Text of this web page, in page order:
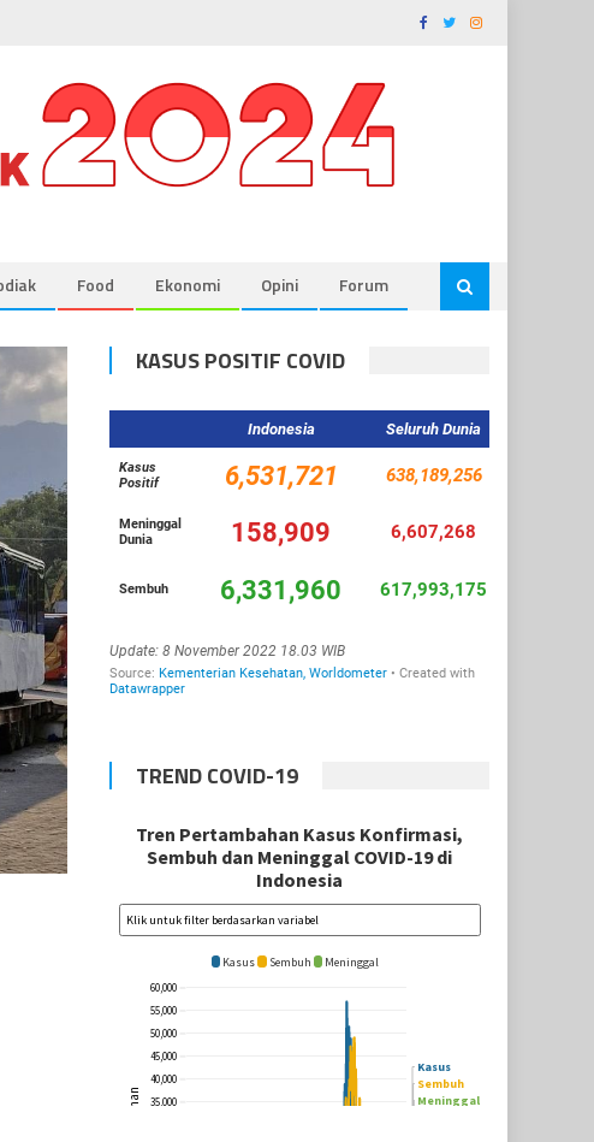
Food Ekonomi Opini Forum
KASUS POSITIF COVID
TREND COVID-19